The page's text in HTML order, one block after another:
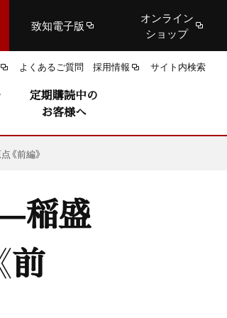
致知電子版
オンライン
ショップ
よくあるご質問 採用情報 サイト内検索
定期購読中の
お客様へ
《前編》
稲盛
前